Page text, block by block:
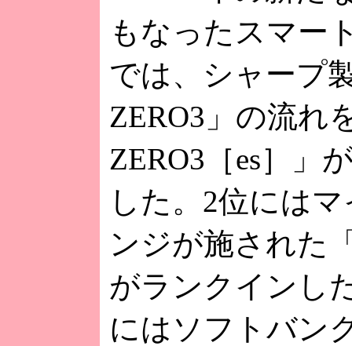
もなったスマー
では、シャープ
ZERO3」の流れ
ZERO3［es］」
した。2位には
ンジが施された
がランクインし
にはソフトバン